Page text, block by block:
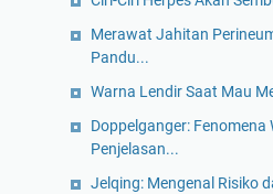
Merawat Jahitan
Pandu...
Warna Lendir Saat Mau
Doppelganger: Fenomena
Penjelasan...
Jelqing: Mengenal Risiko